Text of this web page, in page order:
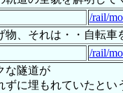
/rail/
物、それは・・自転
/rail/
な隧道が
ずに埋もれていたとい